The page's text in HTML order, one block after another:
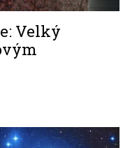
Velký